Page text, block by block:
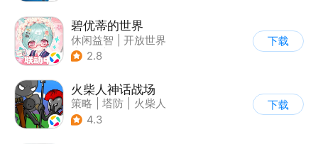
碧优蒂的世界
休闲益智
开放世界
| Q版
2.8
下载
火柴人神话战场
策略 塔防
火柴人
| 休闲益智
4.3
下载